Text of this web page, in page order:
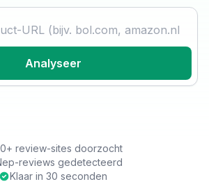
Analyseer
review-sites doorzocht
reviews gedetecteerd
Klaar in 30 seconden